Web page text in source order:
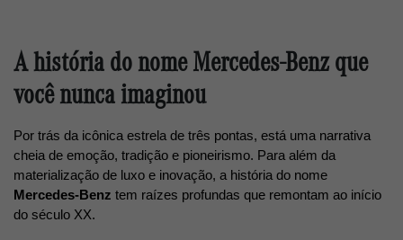
A história do nome Mercedes-Benz que
você nunca imaginou
Por trás da icônica estrela de três pontas, está uma narrativa
cheia de emoção, tradição e pioneirismo. Para além da
Mercedes-Benz tem raízes profundas que remontam ao início
do século XX.